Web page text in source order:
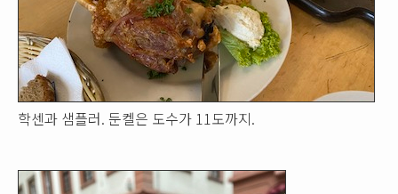
학센과 샘플러. 둔켈은 도수가 11도까지.